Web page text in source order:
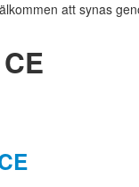
att synas